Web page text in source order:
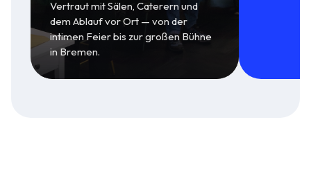
Vertraut mit Sälen, Caterern und
dem Ablauf vor Ort — von der
intimen Feier bis zur großen Bühne
in Bremen.